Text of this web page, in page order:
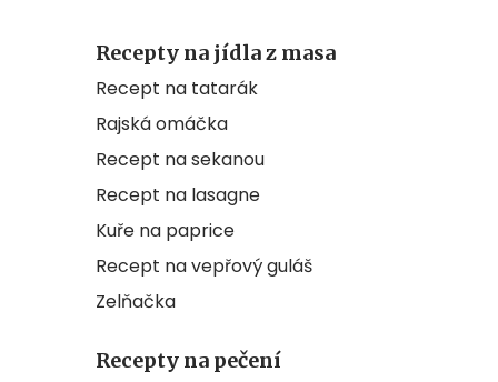
Recepty na jídla z masa
Recept na tatarák
Rajská omáčka
Recept na sekanou
Recept na lasagne
Kuře na paprice
Recept na vepřový guláš
Zelňačka
Recepty na pečení